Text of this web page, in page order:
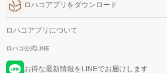
ロハコアプリをダウンロード
ロハコアプリについて
ロハコ公式LINE
お得な最新情報をLINEでお届けします